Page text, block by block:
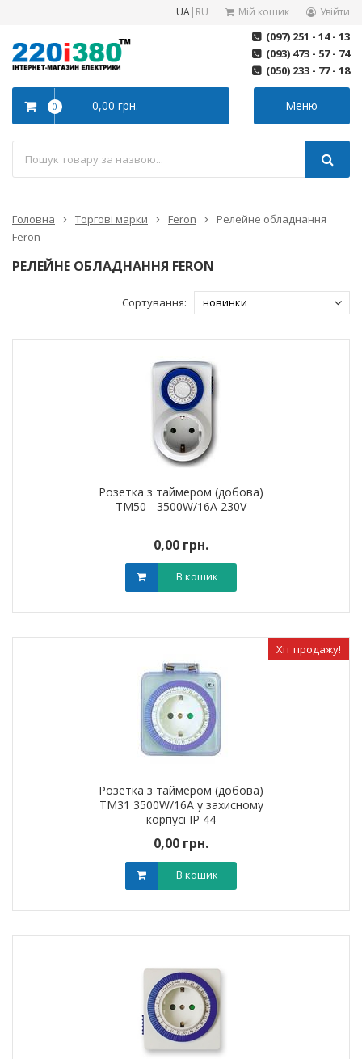
UA| RU Мій кошик Увійти
(097) 251 - 14 - 13
(093) 473 - 57 - 74
(050) 233 - 77 - 18
Меню
0 0,00 грн.
Головна Торгові марки Feron
Релейне обладнання
Feron
РЕЛЕЙНЕ ОБЛАДНАННЯ FERON
Сортування:
Розетка з таймером (добова)
TM50 - 3500W/16A 230V
0,00 грн.
В кошик
Хіт продажу!
Розетка з таймером (добова)
TM31 3500W/16A у захисному
корпусі IP 44
0,00 грн.
В кошик